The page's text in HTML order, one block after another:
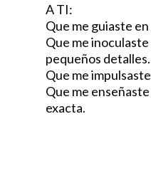
A TI:
Que me guiaste
Que me
pequeños detalles.
Que me
Que me
exacta.